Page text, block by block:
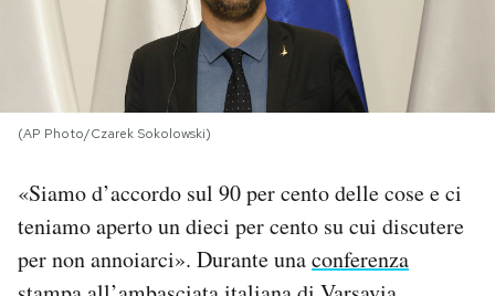
NEWSLETTER
I MIEI PREFERITI
CALENDARIO
(AP Photo/Czarek Sokolowski)
«Siamo d’accordo sul 90 per cento delle cose e ci
teniamo aperto un dieci per cento su cui discutere
per non annoiarci». Durante unaconferenza